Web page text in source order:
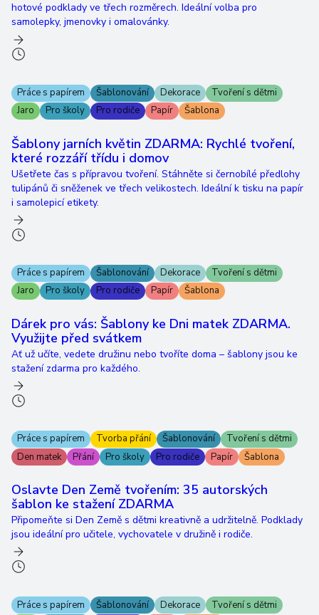
hotové podklady ve třech rozměrech. Ideální volba pro
samolepky, jmenovky i omalovánky.
Práce s papírem Šablonování Dekorace
Tvoření s dětmi
Jaro
Pro školy Pro rodiče Papír Šablona
Šablony jarních květin ZDARMA: Rychlé tvoření,
které rozzáří třídu i domov
Ušetřete čas s přípravou tvoření. Stáhněte si černobílé předlohy
tulipánů či sněženek ve třech velikostech. Ideální k tisku na papír
i samolepicí etikety.
Práce s papírem Šablonování Dekorace
Tvoření s dětmi
Jaro
Pro školy Pro rodiče Papír Šablona
Dárek pro vás: Šablony ke Dni matek ZDARMA.
Využijte před svátkem
Ať už učíte, vedete družinu nebo tvoříte doma – šablony jsou ke
stažení zdarma pro každého.
Práce s papírem Tvorba přání Šablonování
Tvoření s dětmi
Den matek
Přání Pro školy Pro rodiče Papír Šablona
Oslavte Den Země tvořením: 35 autorských
šablon ke stažení ZDARMA
Připomeňte si Den Země s dětmi kreativně a udržitelně. Podklady
jsou ideální pro učitele, vychovatele v družině i rodiče.
Práce s papírem Šablonování Dekorace
Tvoření s dětmi